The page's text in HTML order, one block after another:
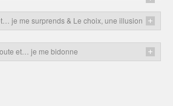
je me surprends & Le choix, une illusion
et… je me bidonne